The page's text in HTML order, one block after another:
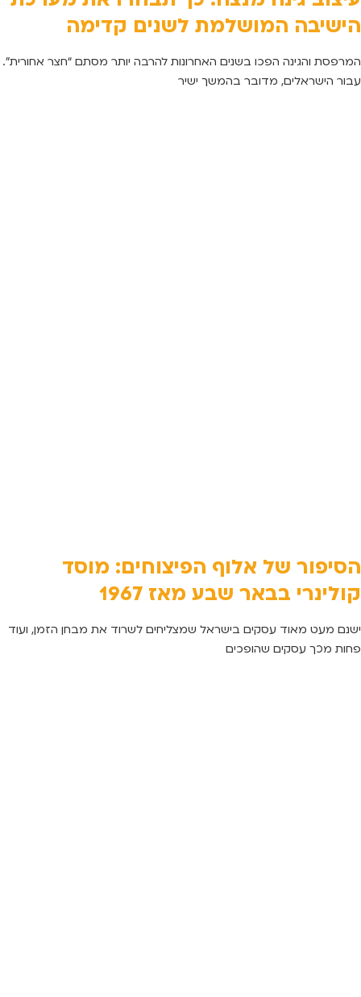
הישיבה המושלמת לשנים קדימה
המרפסת והגינה הפכו בשנים האחרונות להרבה יותר מסתם “חצר אחורית”.
עבור הישראלים, מדובר בהמשך ישיר
הסיפור של אלוף הפיצוחים: מוסד
קולינרי בבאר שבע מאז 1967
ישנם מעט מאוד עסקים בישראל שמצליחים לשרוד את מבחן הזמן, ועוד
פחות מכך עסקים שהופכים